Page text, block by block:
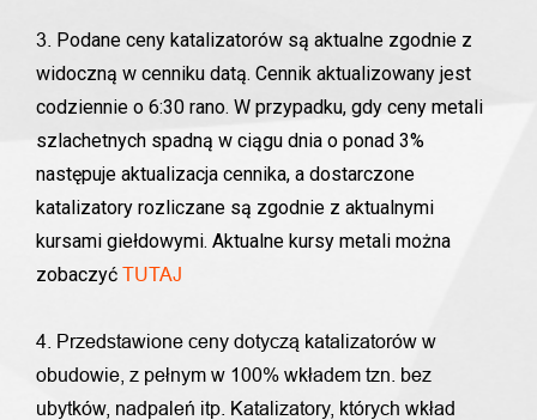
3. Podane ceny katalizatorów są aktualne zgodnie z
widoczną w cenniku datą. Cennik aktualizowany jest
codziennie o 6:30 rano. W przypadku, gdy ceny metali
szlachetnych spadną w ciągu dnia o ponad 3%
następuje aktualizacja cennika, a dostarczone
katalizatory rozliczane są zgodnie z aktualnymi
kursami giełdowymi. Aktualne kursy metali można
zobaczyć TUTAJ
4. Przedstawione ceny dotyczą katalizatorów w
obudowie, z pełnym w 100% wkładem tzn. bez
ubytków, nadpaleń itp. Katalizatory, których wkład